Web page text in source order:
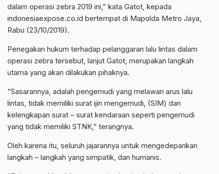
dalam operasi zebra 2019 ini,” kata Gatot, kepada
indonesiaexpose.co.id bertempat di Mapolda Metro Jaya,
Rabu (23/10/2019).
Penegakan hukum terhadap pelanggaran lalu lintas dalam
operasi zebra tersebut, lanjut Gatot, merupakan langkah
utama yang akan dilakukan pihaknya.
“Sasarannya, adalah pengemudi yang melawan arus lalu
lintas, tidak memiliki surat ijin mengemudi, (SIM) dan
kelengkapan surat – surat kendaraan seperti pengemudi
yang tidak memiliki STNK,” terangnya.
Oleh karena itu, seluruh jajarannya untuk mengedepankan
langkah – langkah yang simpatik, dan humanis.